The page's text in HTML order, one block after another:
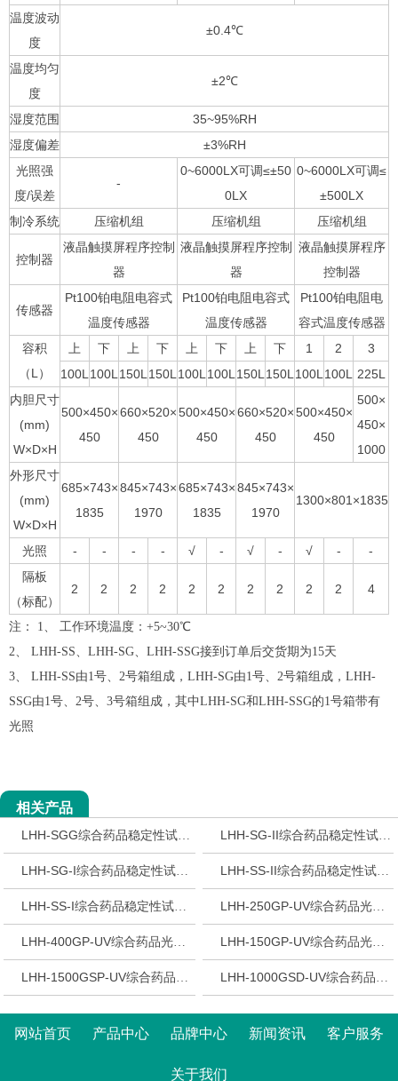
温度波动
度
±0.4℃
温度均匀
度
±2℃
湿度范围
35~95%RH
湿度偏差
±3%RH
光照强
度/误差
-
0~6000LX可调≤±50
0LX
0~6000LX可调≤
±500LX
制冷系统
压缩机组 压缩机组 压缩机组
控制器
液晶触摸屏程序控制
器
液晶触摸屏程序控制
器
液晶触摸屏程序
控制器
传感器
Pt100铂电阻电容式
温度传感器
Pt100铂电阻电容式
温度传感器
Pt100铂电阻电
容式温度传感器
容积
（L）
上 下 上 下 上 下 上 下 1 2
3
100L 100L 150L 150L 100L 100L 150L 150L 100L 100L
225L
内胆尺寸
(mm)
W×D×H
500×450×
450
660×520×
450
500×450×
450
660×520×
450
500×450×
450
500×
450×
1000
外形尺寸
(mm)
W×D×H
685×743×
1835
845×743×
1970
685×743×
1835
845×743×
1970
1300×801×1835
光照 - - - - √ - √ - √ -
-
隔板
（标配）
2 2 2 2 2 2 2 2 2 2 4
注： 1、 工作环境温度：+5~30℃
2、 LHH-SS、LHH-SG、LHH-SSG接到订单后交货期为15天
3、 LHH-SS由1号、2号箱组成，LHH-SG由1号、2号箱组成，LHH-
SSG由1号、2号、3号箱组成，其中LHH-SG和LHH-SSG的1号箱带有
光照
相关产品
网站首页 产品中心 品牌中心 新闻资讯 客户服务
关于我们